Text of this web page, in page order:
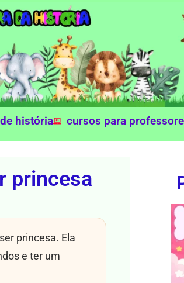
história cursos para
princesa
princesa. Ela
e ter um